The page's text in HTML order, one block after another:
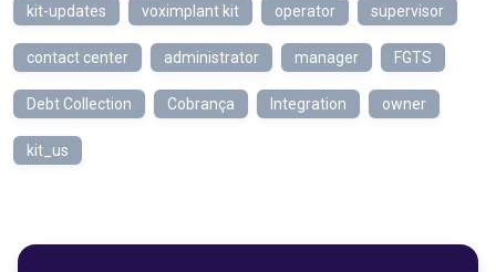
kit-updates voximplant kit operator supervisor
contact center administrator manager FGTS
Debt Collection Cobrança Integration owner
kit_us